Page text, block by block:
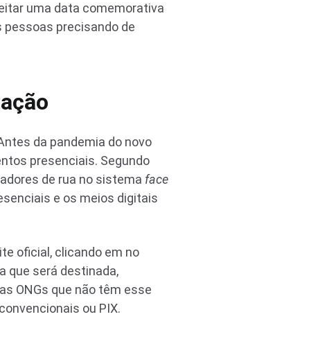
uma data comemorativa
precisando de
da pandemia do novo
presenciais. Segundo
de rua no sistema face
e os meios digitais
oficial, clicando em no
que será destinada,
ONGs que não têm esse
ou PIX.